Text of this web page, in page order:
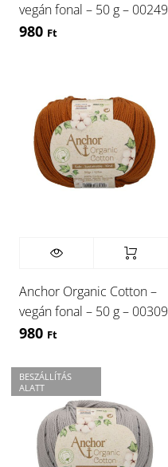
vegán fonal – 50 g – 00249
980 Ft
Anchor Organic Cotton –
vegán fonal – 50 g – 00309
980 Ft
BESZÁLLÍTÁS
ALATT